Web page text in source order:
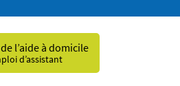
l’aide à domicile
d’assistant